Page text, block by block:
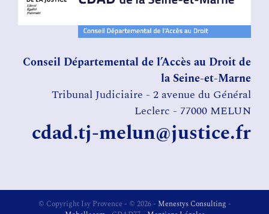
Conseil Départemental de l’Accès au Droit de
la Seine-et-Marne
Tribunal Judiciaire - 2 avenue du Général
Leclerc - 77000 MELUN
cdad.tj-melun@justice.fr
© Copyright Isy Provence - © 2026 - Menestys Consulting -